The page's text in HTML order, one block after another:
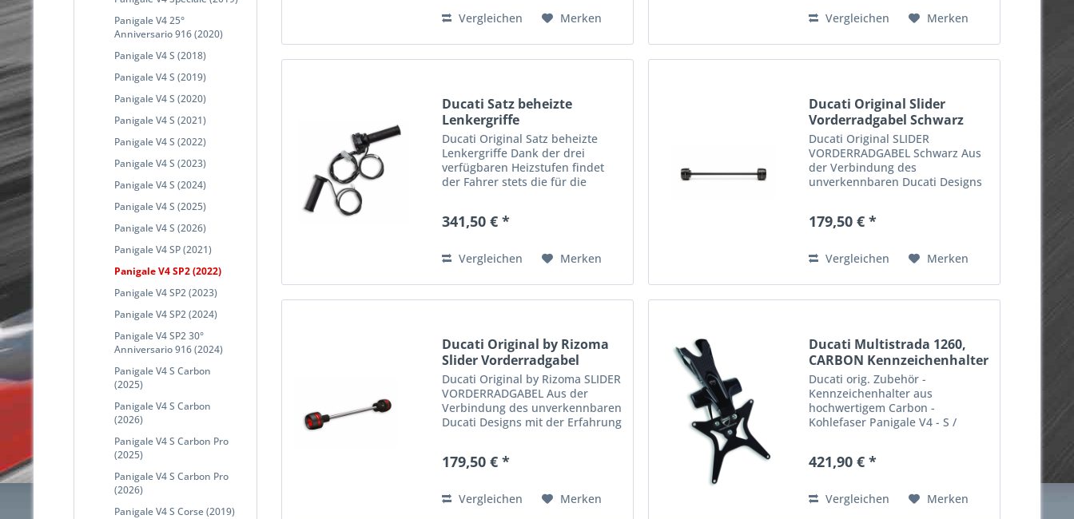
Panigale V4 25°
Anniversario 916 (2020)
Panigale V4 S (2018)
Panigale V4 S (2019)
Panigale V4 S (2020)
Panigale V4 S (2021)
Panigale V4 S (2022)
Panigale V4 S (2023)
Panigale V4 S (2024)
Panigale V4 S (2025)
Panigale V4 S (2026)
Panigale V4 SP (2021)
Panigale V4 SP2 (2022)
Panigale V4 SP2 (2023)
Panigale V4 SP2 (2024)
Panigale V4 SP2 30°
Anniversario 916 (2024)
Panigale V4 S Carbon
(2025)
Panigale V4 S Carbon
(2026)
Panigale V4 S Carbon Pro
(2025)
Panigale V4 S Carbon Pro
(2026)
Panigale V4 S Corse (2019)
einem Element zu...
Vergleichen Merken Vergleichen Merken
Ducati Satz beheizte
Lenkergriffe
Ducati Original Satz beheizte
Lenkergriffe Dank der drei
verfügbaren Heizstufen findet
der Fahrer stets die für die
Vergangenheit - damit Sie auch
341,50 € *
Vergleichen Merken
Ducati Original Slider
Vorderradgabel Schwarz
Ducati Original SLIDER
VORDERRADGABEL Schwarz Aus
der Verbindung des
unverkennbaren Ducati Designs
aus hochwertigem, eloxiertem
Gabel bei einem Sturz...
179,50 € *
Vergleichen Merken
Ducati Original by Rizoma
Slider Vorderradgabel
Ducati Original by Rizoma SLIDER
VORDERRADGABEL Aus der
Verbindung des unverkennbaren
Ducati Designs mit der Erfahrung
eloxiertem Aluminium
einem Sturz...
179,50 € *
Vergleichen Merken
Ducati Multistrada 1260,
CARBON Kennzeichenhalter
Ducati orig. Zubehör -
Kennzeichenhalter aus
hochwertigem Carbon -
Kohlefaser Panigale V4 - S /
einen aggressiven Stil. Die
betonen seine Ästhetik...
421,90 € *
Vergleichen Merken